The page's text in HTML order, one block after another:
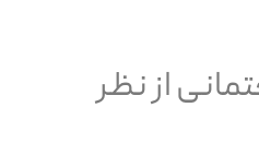
از نظر